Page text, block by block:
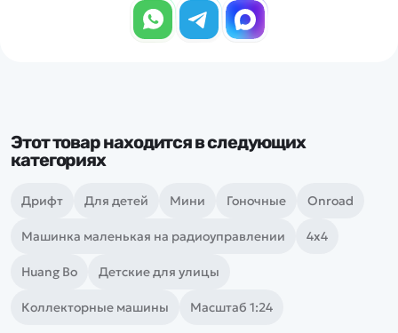
Этот товар находится в следующих
категориях
Дрифт Для детей Мини Гоночные Onroad
Машинка маленькая на радиоуправлении 4х4
Huang Bo Детские для улицы
Коллекторные машины Масштаб 1:24